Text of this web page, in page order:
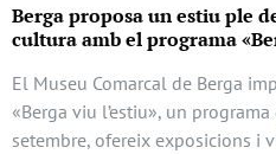
Berga proposa un estiu ple
cultura amb el programa
El Museu Comarcal de Berga
«Berga viu l’estiu», un
setembre, ofereix exposicions i